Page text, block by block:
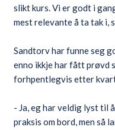
slikt kurs. Vi er godt i
mest relevante å ta tak i,
Sandtorv har funne seg
enno ikkje har fått prøvd
forhpentlegvis etter
- Ja, eg har veldig lyst til
praksis om bord, men så